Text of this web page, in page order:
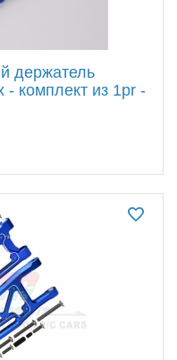
держатель
- комплект из 1pr -